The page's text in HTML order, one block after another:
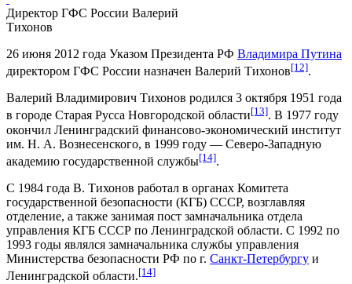
Директор ГФС России Валерий
Тихонов
26 июня 2012 года Указом Президента РФ Владимира Путина
директором ГФС России назначен Валерий Тихонов[12].
Валерий Владимирович Тихонов родился 3 октября 1951 года
в городе Старая Русса Новгородской области[13]. В 1977 году
окончил Ленинградский финансово-экономический институт
им. Н. А. Вознесенского, в 1999 году — Северо-Западную
академию государственной службы[14].
С 1984 года В. Тихонов работал в органах Комитета
государственной безопасности (КГБ) СССР, возглавляя
отделение, а также занимая пост замначальника отдела
управления КГБ СССР по Ленинградской области. С 1992 по
1993 годы являлся замначальника службы управления
Министерства безопасности РФ по г. Санкт-Петербургу и
Ленинградской области.[14]